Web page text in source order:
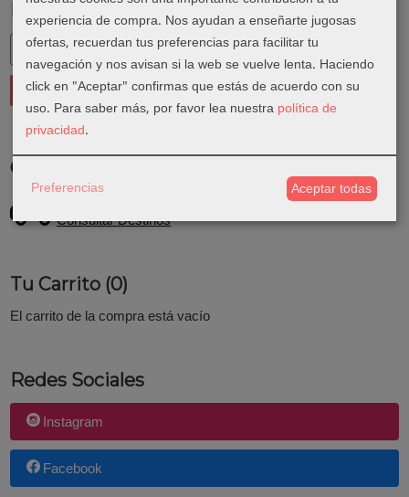
Marcas
Costes de Envío
Consultar Destinos
Tu Carrito (0)
El carrito de la compra está vacío
Redes Sociales
Instagram
Facebook
experiencia de compra. Nos ayudan a enseñarte jugosas
ofertas, recuerdan tus preferencias para facilitar tu
navegación y nos avisan si la web se vuelve lenta. Haciendo
click en "Aceptar" confirmas que estás de acuerdo con su
uso. Para saber más, por favor lea nuestra política de
privacidad.
Preferencias Aceptar todas